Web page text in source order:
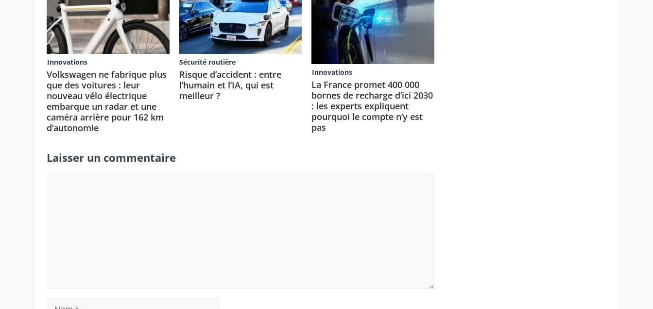
Innovations
Volkswagen ne fabrique plus
que des voitures : leur
nouveau vélo électrique
embarque un radar et une
caméra arrière pour 162 km
d’autonomie
Sécurité routière
Risque d’accident : entre
l’humain et l’IA, qui est
meilleur ?
Innovations
La France promet 400 000
bornes de recharge d’ici 2030
: les experts expliquent
pourquoi le compte n’y est
pas
Laisser un commentaire